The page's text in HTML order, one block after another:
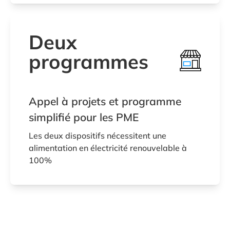
Deux
programmes
Appel à projets et programme
simplifié pour les PME
Les deux dispositifs nécessitent une
alimentation en électricité renouvelable à
100%